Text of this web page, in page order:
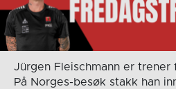
Jürgen Fleischmann er trener
På Norges-besøk stakk han